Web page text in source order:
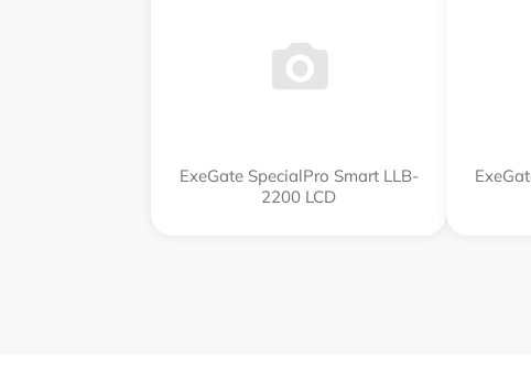
ExeGate SpecialPro Smart LLB-
2200 LCD